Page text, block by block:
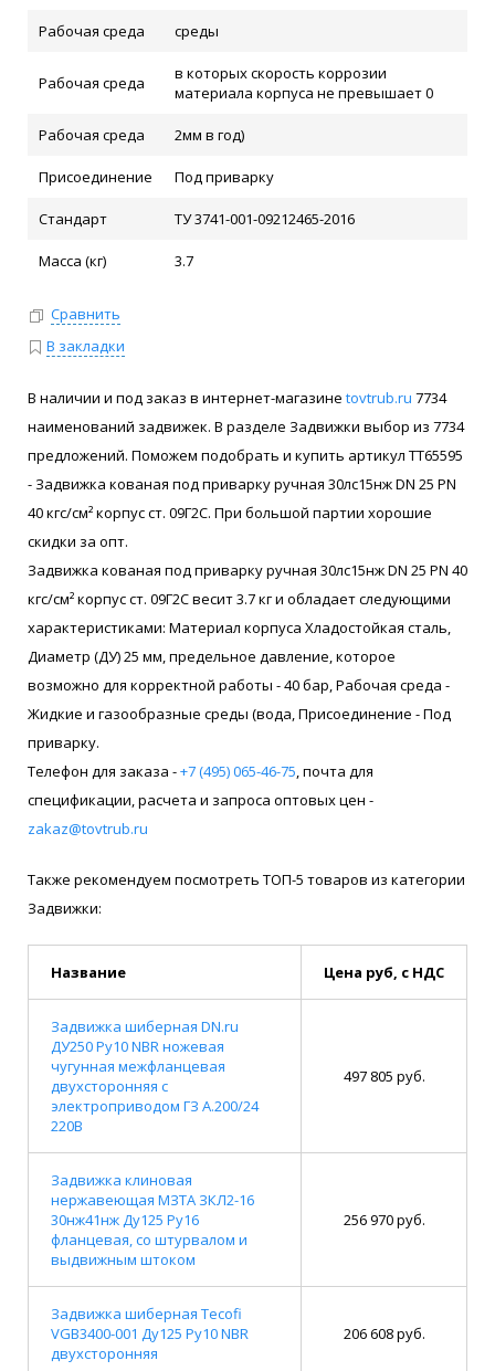
Рабочая среда среды
Рабочая среда
в которых скорость коррозии
материала корпуса не превышает 0
Рабочая среда 2мм в год)
Присоединение Под приварку
Стандарт ТУ 3741-001-09212465-2016
Масса (кг) 3.7
Сравнить
В закладки
В наличии и под заказ в интернет-магазине tovtrub.ru 7734
наименований задвижек. В разделе Задвижки выбор из 7734
предложений. Поможем подобрать и купить артикул ТТ65595
- Задвижка кованая под приварку ручная 30лс15нж DN 25 PN
40 кгс/см² корпус ст. 09Г2С. При большой партии хорошие
скидки за опт.
Задвижка кованая под приварку ручная 30лс15нж DN 25 PN 40
кгс/см² корпус ст. 09Г2С весит 3.7 кг и обладает следующими
характеристиками: Материал корпуса Хладостойкая сталь,
Диаметр (ДУ) 25 мм, предельное давление, которое
возможно для корректной работы - 40 бар, Рабочая среда -
Жидкие и газообразные среды (вода, Присоединение - Под
приварку.
Телефон для заказа -+7 (495) 065-46-75 , почта для
спецификации, расчета и запроса оптовых цен -
zakaz@tovtrub.ru
Также рекомендуем посмотреть ТОП-5 товаров из категории
Задвижки:
Название Цена руб, с НДС
Задвижка шиберная DN.ru
ДУ250 Ру10 NBR ножевая
чугунная межфланцевая
двухсторонняя с
электроприводом ГЗ А.200/24
220В
497 805 руб.
Задвижка клиновая
нержавеющая МЗТА ЗКЛ2-16
30нж41нж Ду125 Ру16
фланцевая, со штурвалом и
выдвижным штоком
256 970 руб.
Задвижка шиберная Tecofi
VGB3400-001 Ду125 Ру10 NBR
двухсторонняя
206 608 руб.